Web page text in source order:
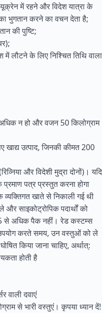
यूक्रेन में रहने और विदेश यात्रा के
का भुगतान करने का वचन देता है;
की पुष्टि;
लौटने के लिए निश्चित तिथि वाला
न हो और वजन 50 किलोग्राम
खाद्य उत्पाद, जिनकी कीमत 200
और विदेशी मुद्रा दोनों)। यदि
पत्र प्रस्तुत करना होगा
खाते से निकाली गई थी
और साइकोट्रोपिक पदार्थों को
से अधिक पैक नहीं। रेड कस्टम्स
उपयोग करते समय, उन वस्तुओं को ले
किया जाना चाहिए, अर्थात्:
होती है
वाली दवाएं
से भारी वस्तुएं। कृपया ध्यान दें!